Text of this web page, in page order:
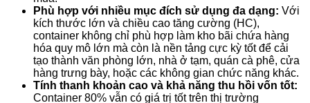
Phù hợp với nhiều mục đích sử dụng đa dạng: Với
kích thước lớn và chiều cao tăng cường (HC),
container không chỉ phù hợp làm kho bãi chứa hàng
hóa quy mô lớn mà còn là nền tảng cực kỳ tốt để cải
tạo thành văn phòng lớn, nhà ở tạm, quán cà phê, cửa
hàng trưng bày, hoặc các không gian chức năng khác.
Tính thanh khoản cao và khả năng thu hồi vốn tốt:
Container 80% vẫn có giá trị tốt trên thị trường